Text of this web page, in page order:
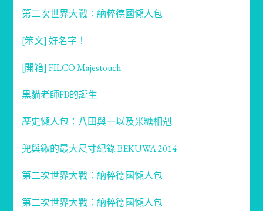
第二次世界大戰：納粹德國懶人包
[笨文] 好名字！
[開箱] FILCO Majestouch
黑貓老師FB的誕生
歷史懶人包：八田與一以及米糖相剋
兜與鍬的最大尺寸紀錄 BEKUWA 2014
第二次世界大戰：納粹德國懶人包
第二次世界大戰：納粹德國懶人包